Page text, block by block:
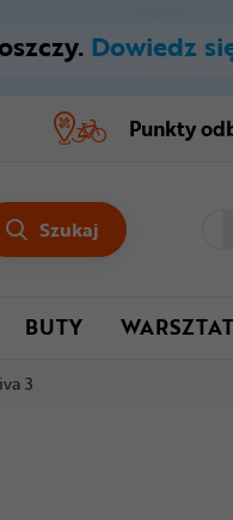
Dowiedz
Punkty
Szukaj
BUTY WARSZTAT
3